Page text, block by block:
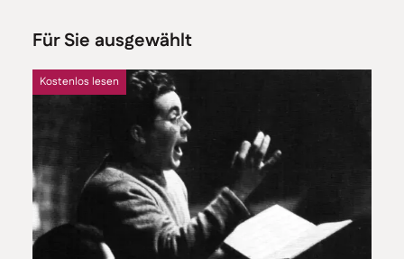
Für Sie ausgewählt
Kostenlos lesen